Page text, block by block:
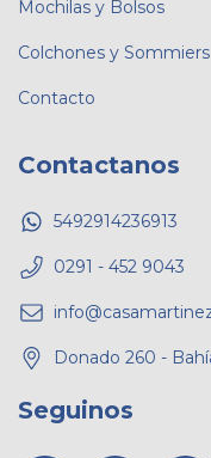
Mochilas y Bolsos
Colchones y Sommiers
Contacto
Contactanos
5492914236913
0291 - 452 9043
Donado 260 -
Seguinos